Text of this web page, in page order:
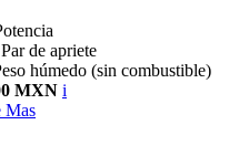
Par de apriete
húmedo (sin combustible)
MXN i
Mas